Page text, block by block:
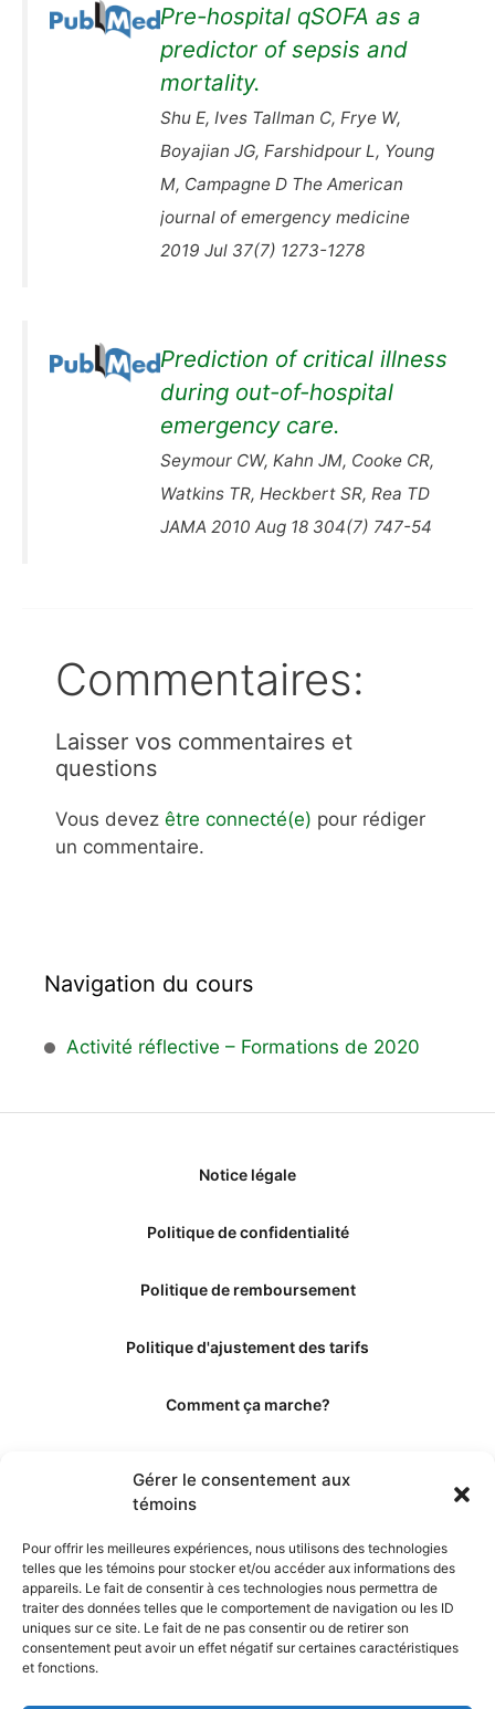
Gérer le consentement aux
témoins
Pour offrir les meilleures expériences, nous utilisons des technologies
telles que les témoins pour stocker et/ou accéder aux informations des
appareils. Le fait de consentir à ces technologies nous permettra de
traiter des données telles que le comportement de navigation ou les ID
uniques sur ce site. Le fait de ne pas consentir ou de retirer son
consentement peut avoir un effet négatif sur certaines caractéristiques
et fonctions.
Pre-hospital qSOFA as a
predictor of sepsis and
mortality.
Shu E, Ives Tallman C, Frye W,
Boyajian JG, Farshidpour L, Young
M, Campagne D The American
journal of emergency medicine
2019 Jul 37(7) 1273-1278
Prediction of critical illness
during out-of-hospital
emergency care.
Seymour CW, Kahn JM, Cooke CR,
Watkins TR, Heckbert SR, Rea TD
JAMA 2010 Aug 18 304(7) 747-54
Commentaires:
Laisser vos commentaires et
questions
Vous devez être connecté(e) pour rédiger
un commentaire.
Navigation du cours
Activité réflective – Formations de 2020
Notice légale
Politique de confidentialité
Politique de remboursement
Politique d'ajustement des tarifs
Comment ça marche?
Les éditeurs
Les experts et collaborateurs